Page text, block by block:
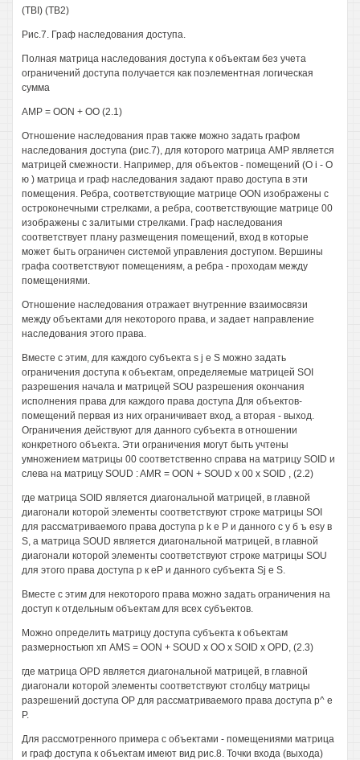
(TBI) (ТВ2)
Рис.7. Граф наследования доступа.
Полная матрица наследования доступа к объектам без учета
ограничений доступа получается как поэлементная логическая
сумма
AMP = OON + OO (2.1)
Отношение наследования прав также можно задать графом
наследования доступа (рис.7), для которого матрица AMP является
матрицей смежности. Например, для объектов - помещений (О i - О
ю ) матрица и граф наследования задают право доступа в эти
помещения. Ребра, соответствующие матрице OON изображены с
остроконечными стрелками, а ребра, соответствующие матрице 00
изображены с залитыми стрелками. Граф наследования
соответствует плану размещения помещений, вход в которые
может быть ограничен системой управления доступом. Вершины
графа соответствуют помещениям, а ребра - проходам между
помещениями.
Отношение наследования отражает внутренние взаимосвязи
между объектами для некоторого права, и задает направление
наследования этого права.
Вместе с этим, для каждого субъекта s j е S можно задать
ограничения доступа к объектам, определяемые матрицей SOI
разрешения начала и матрицей SOU разрешения окончания
исполнения права для каждого права доступа Для объектов-
помещений первая из них ограничивает вход, а вторая - выход.
Ограничения действуют для данного субъекта в отношении
конкретного объекта. Эти ограничения могут быть учтены
умножением матрицы 00 соответственно справа на матрицу SOID и
слева на матрицу SOUD : AMR = OON + SOUD х 00 х SOID , (2.2)
где матрица SOID является диагональной матрицей, в главной
диагонали которой элементы соответствуют строке матрицы SOI
для рассматриваемого права доступа р k е Р и данного с у б ъ esy в
S, а матрица SOUD является диагональной матрицей, в главной
диагонали которой элементы соответствуют строке матрицы SOU
для этого права доступа р к еР и данного субъекта Sj е S.
Вместе с этим для некоторого права можно задать ограничения на
доступ к отдельным объектам для всех субъектов.
Можно определить матрицу доступа субъекта к объектам
размерностьюп хп AMS = OON + SOUD х ОО х SOID х OPD, (2.3)
где матрица OPD является диагональной матрицей, в главной
диагонали которой элементы соответствуют столбцу матрицы
разрешений доступа ОР для рассматриваемого права доступа р^ е
Р.
Для рассмотренного примера с объектами - помещениями матрица
и граф доступа к объектам имеют вид рис.8. Точки входа (выхода)